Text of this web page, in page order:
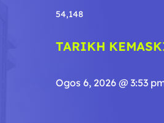
54,148
TARIKH
Ogos 6, 2026 @ 3:53